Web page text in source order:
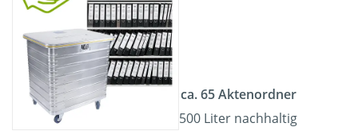
ca. 65 Aktenordner
500 Liter nachhaltig